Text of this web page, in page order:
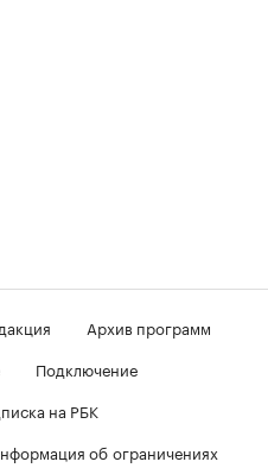
Архив программ
Подключение
на РБК
об ограничениях